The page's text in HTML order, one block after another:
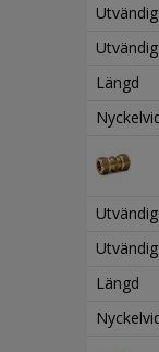
Längd
Längd